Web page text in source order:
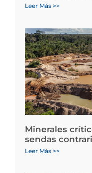
Leer Más >>
Minerales
sendas
Leer Más >>